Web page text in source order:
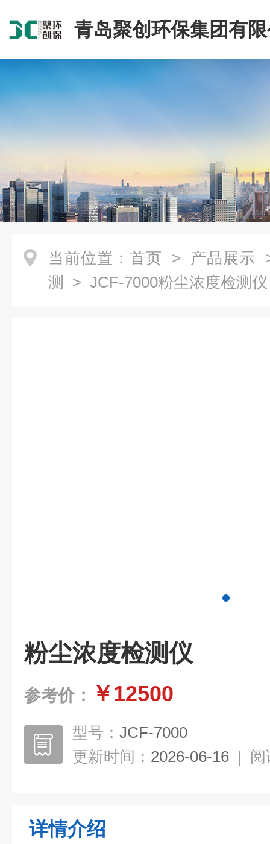
青岛聚创环保集团有
当前位置： 首页 > 产品展示
测
> JCF-7000粉尘浓度检测仪
粉尘浓度检测仪
参考价： ￥12500
型号： JCF-7000
更新时间： 2026-06-16 | 阅
详情介绍